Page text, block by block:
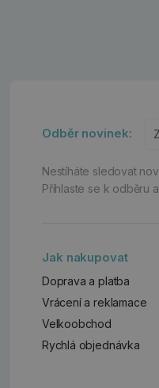
Odběr novinek:
Nestíháte sledovat
Přihlaste se k odběru
Jak nakupovat
Doprava a platba
Vrácení a reklamace
Velkoobchod
Rychlá objednávka